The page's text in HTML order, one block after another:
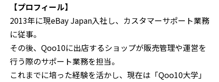
【プロフィール】
2013年に現eBay Japan入社し、カスタマーサポート業務
に従事。​
その後、Qoo10に出店するショップが販売管理や運営を
行う際のサポート業務を担当。​
これまでに培った経験を活かし、現在は「Qoo10大学」